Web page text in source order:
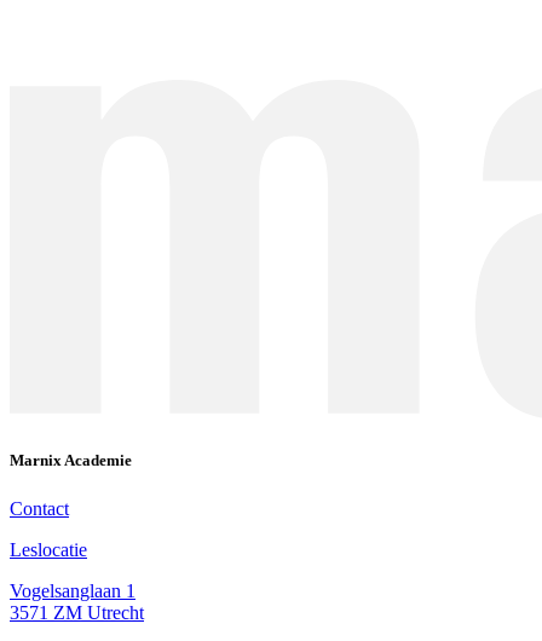
Marnix Academie
Contact
Leslocatie
Vogelsanglaan 1
3571 ZM Utrecht